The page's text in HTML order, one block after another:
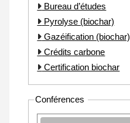
Bureau d’études
Pyrolyse (biochar)
Gazéification (biochar)
Crédits carbone
Certification biochar
Conférences